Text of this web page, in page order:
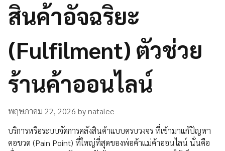
สินค้าอัจฉริยะ
(Fulfilment) ตัวช่วย
ร้านค้าออนไลน์
พฤษภาคม 22, 2026 bynatalee
บริการหรือระบบจัดการคลังสินค้าแบบครบวงจร ที่เข้ามาแก้ปัญหา
คอขวด (Pain Point) ที่ใหญ่ที่สุดของพ่อค้าแม่ค้าออนไลน์ นั่นคือ